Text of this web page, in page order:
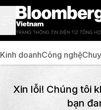
Kinh doanhCông nghệ
Xin lỗi! Chúng tôi
bạn